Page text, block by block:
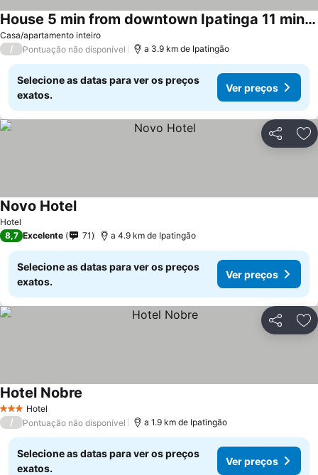
Casa/apartamento inteiro
House 5 min from downtown Ipatinga 11 min from airport
Ver preços
/ Pontuação não disponível a 3.9 km de Ipatingão
Selecione as datas para ver os preços
exatos.
Ver preços
Partilhar
Hotel
Novo HotelVer preços
8,7 Excelente 71 a 4.9 km de Ipatingão
Selecione as datas para ver os preços
exatos.
Ver preços
Partilhar
3 EstrelasHotel
Hotel Nobre
/ Pontuação não disponível a 1.9 km de Ipatingão
Selecione as datas para ver os preços
exatos.
Ver preços